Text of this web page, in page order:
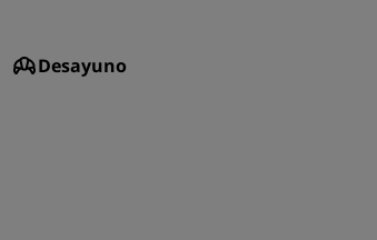
Desayuno